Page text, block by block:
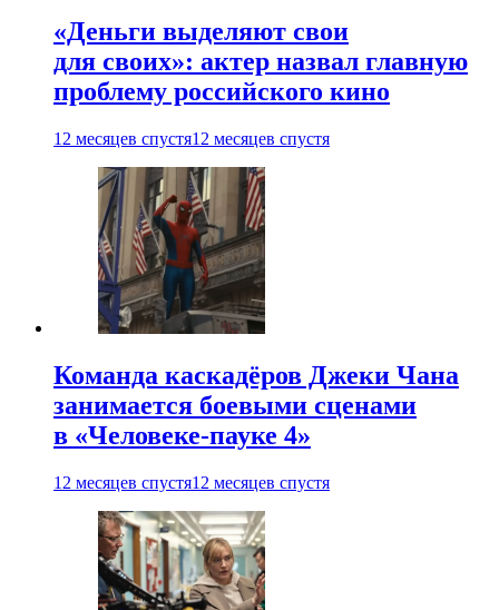
«Деньги выделяют свои
для своих»: актер назвал главную
проблему российского кино
12 месяцев спустя12 месяцев спустя
Команда каскадёров Джеки Чана
занимается боевыми сценами
в «Человеке-пауке 4»
12 месяцев спустя12 месяцев спустя